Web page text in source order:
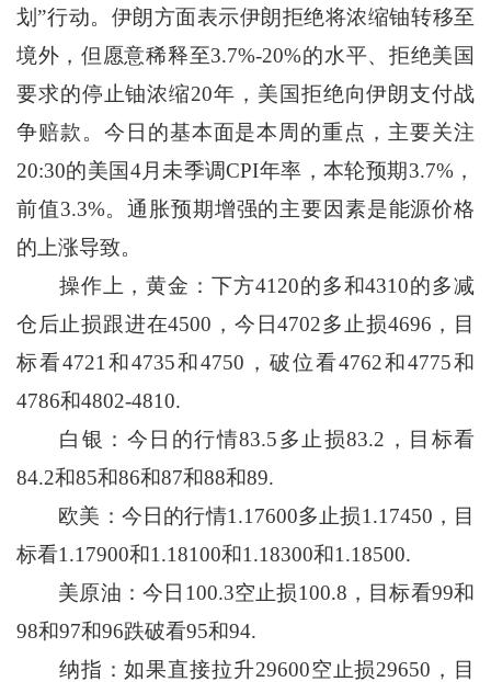
划”行动。伊朗方面表示伊朗拒绝将浓缩铀转移至
境外，但愿意稀释至3.7%-20%的水平、拒绝美国
要求的停止铀浓缩20年，美国拒绝向伊朗支付战
争赔款。今日的基本面是本周的重点，主要关注
20:30的美国4月未季调CPI年率，本轮预期3.7%，
前值3.3%。通胀预期增强的主要因素是能源价格
的上涨导致。
操作上，黄金：下方4120的多和4310的多减
仓后止损跟进在4500，今日4702多止损4696，目
标看4721和4735和4750，破位看4762和4775和
4786和4802-4810.
白银：今日的行情83.5多止损83.2，目标看
84.2和85和86和87和88和89.
欧美：今日的行情1.17600多止损1.17450，目
标看1.17900和1.18100和1.18300和1.18500.
美原油：今日100.3空止损100.8，目标看99和
98和97和96跌破看95和94.
纳指：如果直接拉升29600空止损29650，目